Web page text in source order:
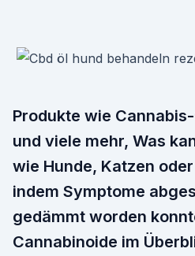
Produkte wie
und viele mehr, Was
wie Hunde, Katzen
indem Symptome
gedämmt worden
Cannabinoide im